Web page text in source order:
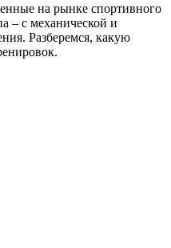
на рынке спортивного
– с механической и
Разберемся, какую